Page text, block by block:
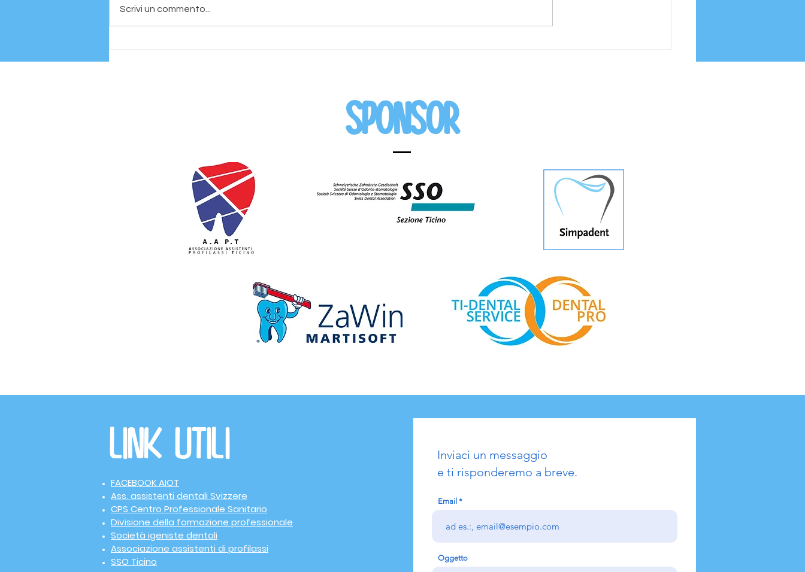
Scrivi un commento...
Sponsor
Link utili
FACEBOOK AIOT
Ass. assistenti dentali Svizzere
CPS Centro Professionale Sanitario
Divisione della formazione professionale
Società igeniste dentali
Associazione assistenti di profilassi
SSO Ticino
Inviaci un messaggio
e ti risponderemo a breve.
Email
Oggetto